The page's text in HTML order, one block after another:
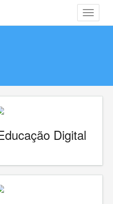
Toggle
Digital